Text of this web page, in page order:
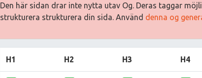
Den här sidan drar inte nytta utav Og. Deras taggar
strukturera strukturera din sida. Använd denna og
H1 H2 H3 H4